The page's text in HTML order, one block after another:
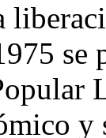
se
y